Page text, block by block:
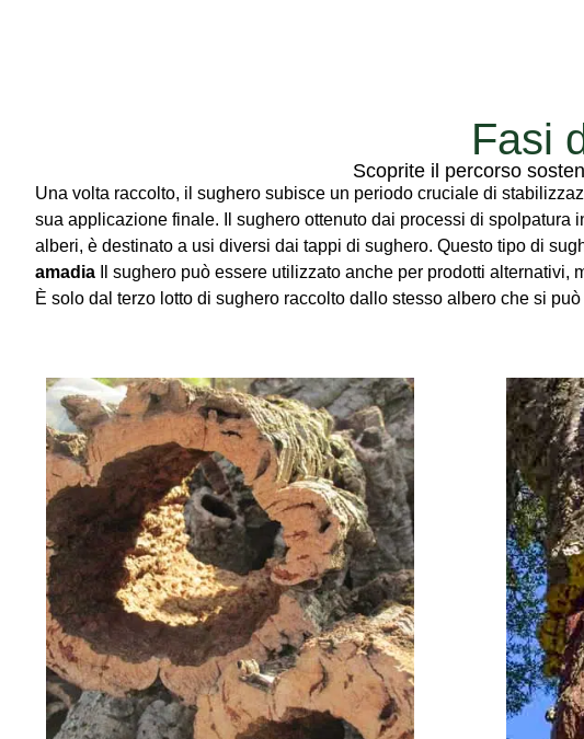
Fasi
Scoprite il percorso
Una volta raccolto, il sughero subisce un periodo cruciale di
sua applicazione finale. Il sughero ottenuto dai processi di spolpatura
alberi, è destinato a usi diversi dai tappi di sughero. Questo tipo di
amadia Il sughero può essere utilizzato anche per prodotti
È solo dal terzo lotto di sughero raccolto dallo stesso albero che si